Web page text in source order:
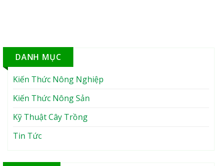
DANH MỤC
Kiến Thức Nông Nghiệp
Kiến Thức Nông Sản
Kỹ Thuật Cây Trồng
Tin Tức